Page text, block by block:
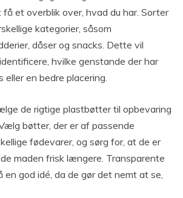
et overblik over, hvad du har. Sorter
kategorier, såsom
dåser og snacks. Dette vil
hvilke genstande der har
eller en bedre placering.
de rigtige plastbøtter til opbevaring
bøtter, der er af passende
fødevarer, og sørg for, at de er
maden frisk længere. Transparente
god idé, da de gør det nemt at se,